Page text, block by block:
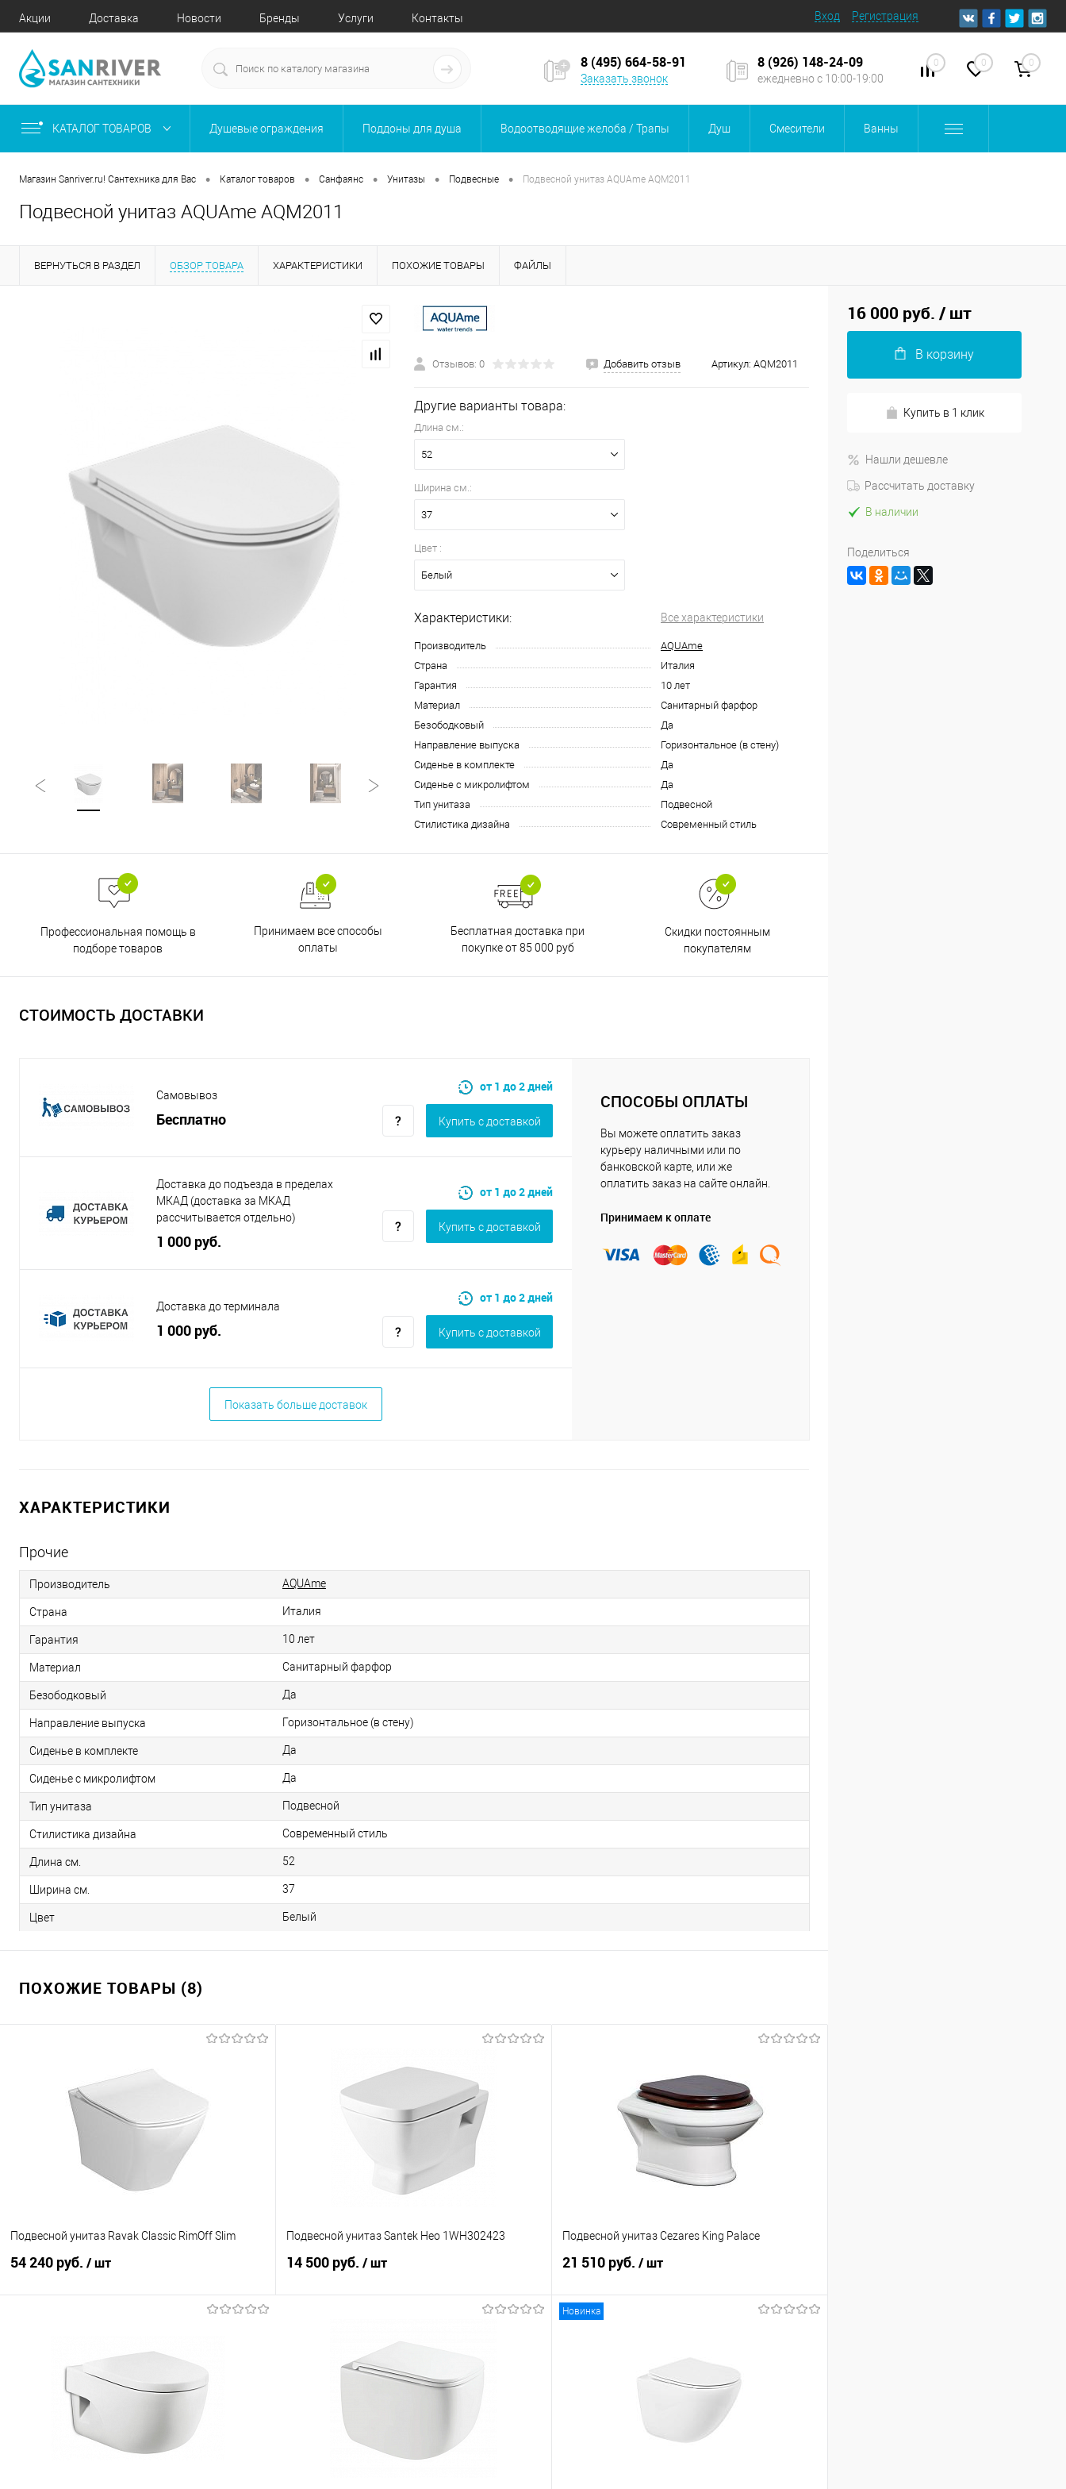
Акции Доставка Новости Бренды Услуги Контакты Вход Регистрация
8 (495) 664-58-91
Заказать звонок
8 (926) 148-24-09
ежедневно с 10:00-19:00
0 0 0
КАТАЛОГ ТОВАРОВ Душевые ограждения Поддоны для душа Водоотводящие желоба / Трапы Душ Смесители Ванны
Магазин Sanriver.ru! Сантехника для Вас • Каталог товаров • Санфаянс • Унитазы • Подвесные • Подвесной унитаз AQUAme AQM2011
Подвесной унитаз AQUAme AQM2011
ВЕРНУТЬСЯ В РАЗДЕЛ ОБЗОР ТОВАРА ХАРАКТЕРИСТИКИ ПОХОЖИЕ ТОВАРЫ ФАЙЛЫ
Отзывов: 0 Добавить отзыв Артикул: AQM2011
Другие варианты товара:
Длина см.:
52
Ширина см.:
37
Цвет :
Белый
Характеристики: Все характеристики
Производитель
АQUAme
Страна
Италия
Гарантия
10 лет
Материал
Санитарный фарфор
Безободковый
Да
Направление выпуска
Горизонтальное (в стену)
Сиденье в комплекте
Да
Сиденье с микролифтом
Да
Тип унитаза
Подвесной
Стилистика дизайна
Современный стиль
Профессиональная помощь в
подборе товаров
Принимаем все способы
оплаты
Бесплатная доставка при
покупке от 85 000 руб
Скидки постоянным
покупателям
СТОИМОСТЬ ДОСТАВКИ
Самовывоз
Бесплатно
от 1 до 2 дней
Купить c доставкой
Доставка до подъезда в пределах
МКАД (доставка за МКАД
рассчитывается отдельно)
1 000 руб.
от 1 до 2 дней
Купить c доставкой
Доставка до терминала
1 000 руб.
от 1 до 2 дней
Купить c доставкой
Показать больше доставок
СПОСОБЫ ОПЛАТЫ
Вы можете оплатить заказ
курьеру наличными или по
банковской карте, или же
оплатить заказ на сайте онлайн.
Принимаем к оплате
ХАРАКТЕРИСТИКИ
Прочие
Производитель АQUAme
Страна Италия
Гарантия 10 лет
Материал Санитарный фарфор
Безободковый Да
Направление выпуска Горизонтальное (в стену)
Сиденье в комплекте Да
Сиденье с микролифтом Да
Тип унитаза Подвесной
Стилистика дизайна Современный стиль
Длина см. 52
Ширина см. 37
Цвет Белый
ПОХОЖИЕ ТОВАРЫ (8)
Подвесной унитаз Ravak Classic RimOff Slim
54 240 руб. / шт
Купить в 1 клик
В избранное
В наличии
Подвесной унитаз Santek Нео 1WH302423
14 500 руб. / шт
Купить в 1 клик
Подвесной унитаз Cezares King Palace
21 510 руб. / шт
Сравнение
В наличии
Новинка
16 000 руб. / шт
В корзину
Купить в 1 клик
Нашли дешевле
Рассчитать доставку
В наличии
Поделиться